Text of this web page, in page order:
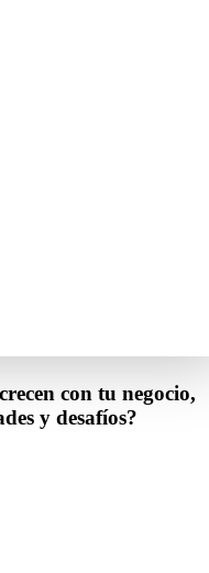
con tu negocio,
y desafíos?